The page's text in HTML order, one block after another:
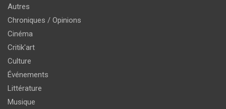
Autres
Chroniques / Opinions
Cinéma
Critik'art
Culture
Événements
Littérature
Musique